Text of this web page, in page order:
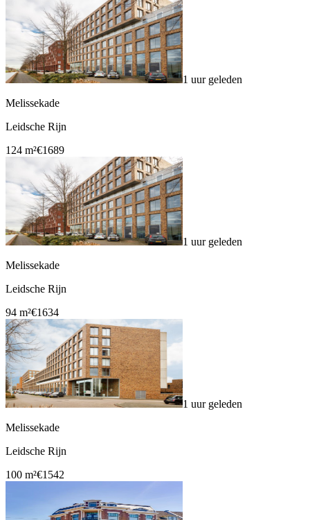
1 uur geleden
Melissekade
Leidsche Rijn
124 m²€1689
1 uur geleden
Melissekade
Leidsche Rijn
94 m²€1634
1 uur geleden
Melissekade
Leidsche Rijn
100 m²€1542